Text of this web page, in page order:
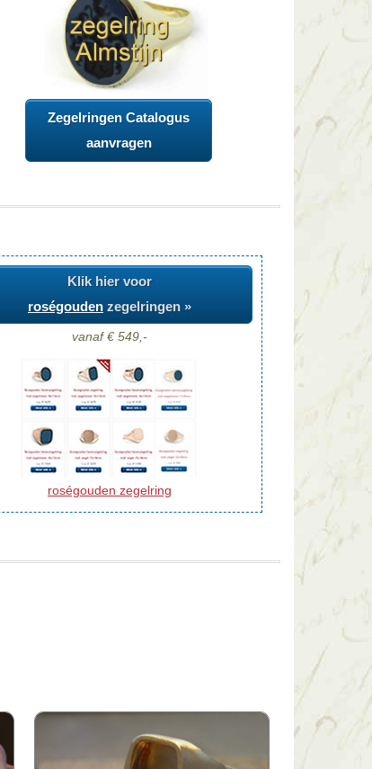
Zegelringen Catalogus
aanvragen
Klik hier voor
roségouden zegelringen »
vanaf € 549,-
roségouden zegelring